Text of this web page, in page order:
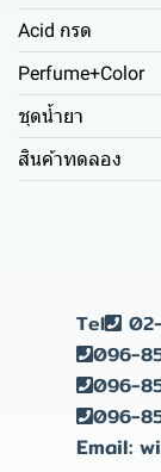
Acid กรด
Perfume+Color
ชุดน้ำยา
สินค้าทดลอง
Tel
096-
096-
096-
Email: